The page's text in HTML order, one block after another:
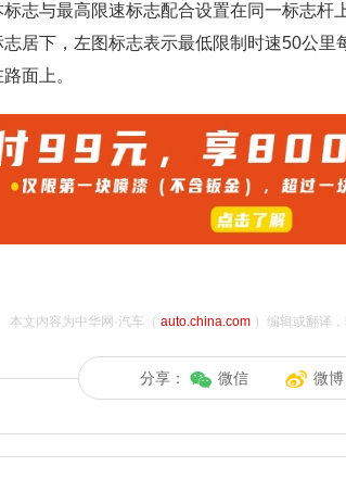
志与最高限速标志配合设置在同一标志杆
居下，左图标志表示最低限制时速50公
面上。
本文内容为中华网·汽车（ auto.china.com）编辑或翻译，
分享： 微信 微博